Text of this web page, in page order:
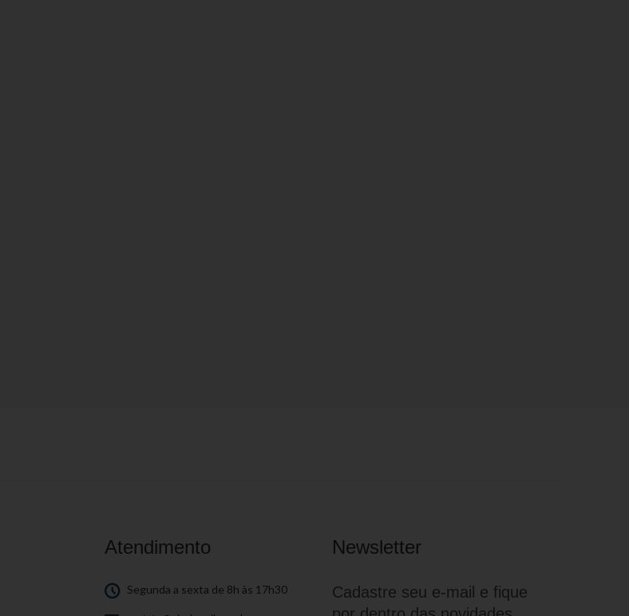
Atendimento
Segunda a sexta de 8h às 17h30
Newsletter
Cadastre seu e-mail e fique